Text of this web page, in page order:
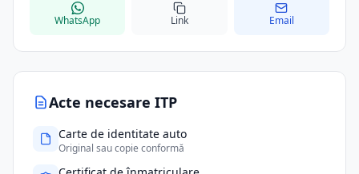
Acte necesare ITP
Carte de identitate auto
Original sau copie conformă
WhatsApp Link Email